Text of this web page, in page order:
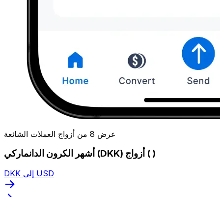
عرض 8 من أزواج العملات الشائعة
أشهر الكرون الدانماركي (DKK) أزواج ( )
DKK إلى USD